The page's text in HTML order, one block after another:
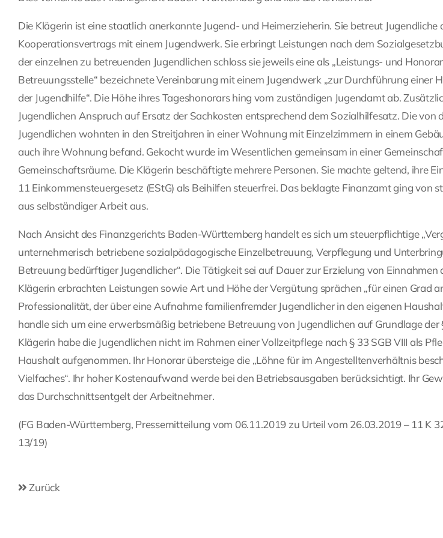
Die Klägerin ist eine staatlich anerkannte Jugend- und Heimerzieherin. Sie betreut Jugendliche
Kooperationsvertrags mit einem Jugendwerk. Sie erbringt Leistungen nach dem
der einzelnen zu betreuenden Jugendlichen schloss sie jeweils eine als „Leistungs- und
Betreuungsstelle“ bezeichnete Vereinbarung mit einem Jugendwerk „zur Durchführung einer
der Jugendhilfe“. Die Höhe ihres Tageshonorars hing vom zuständigen Jugendamt ab.
Jugendlichen Anspruch auf Ersatz der Sachkosten entsprechend dem Sozialhilfesatz. Die von
Jugendlichen wohnten in den Streitjahren in einer Wohnung mit Einzelzimmern in einem
auch ihre Wohnung befand. Gekocht wurde im Wesentlichen gemeinsam in einer
Gemeinschaftsräume. Die Klägerin beschäftigte mehrere Personen. Sie machte geltend, ihre
11 Einkommensteuergesetz (EStG) als Beihilfen steuerfrei. Das beklagte Finanzamt ging von
aus selbständiger Arbeit aus.
Nach Ansicht des Finanzgerichts Baden-Württemberg handelt es sich um steuerpflichtige
unternehmerisch betriebene sozialpädagogische Einzelbetreuung, Verpflegung und
Betreuung bedürftiger Jugendlicher“. Die Tätigkeit sei auf Dauer zur Erzielung von Einnahmen
Klägerin erbrachten Leistungen sowie Art und Höhe der Vergütung sprächen „für einen Grad
Professionalität, der über eine Aufnahme familienfremder Jugendlicher in den eigenen
handle sich um eine erwerbsmäßig betriebene Betreuung von Jugendlichen auf Grundlage der
Klägerin habe die Jugendlichen nicht im Rahmen einer Vollzeitpflege nach § 33 SGB VIII als
Haushalt aufgenommen. Ihr Honorar übersteige die „Löhne für im Angestelltenverhältnis
Vielfaches“. Ihr hoher Kostenaufwand werde bei den Betriebsausgaben berücksichtigt. Ihr
das Durchschnittsentgelt der Arbeitnehmer.
(FG Baden-Württemberg, Pressemitteilung vom 06.11.2019 zu Urteil vom 26.03.2019 – 11 K
13/19)
Zurück